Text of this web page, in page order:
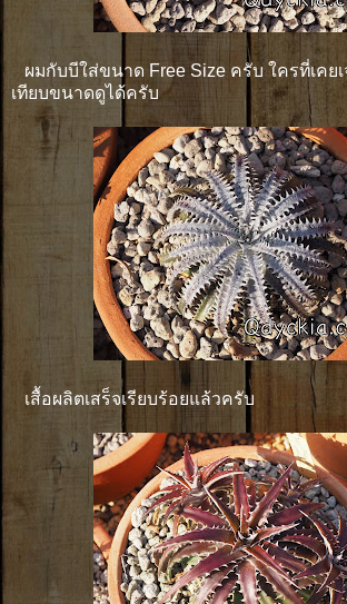
ผมกับบีใส่ขนาด Free Size ครับ ใครที่เคย
เทียบขนาดดูได้ครับ
เสื้อผลิตเสร็จเรียบร้อยแล้วครับ